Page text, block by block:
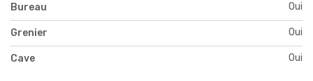
Bureau Oui
Grenier Oui
Cave Oui